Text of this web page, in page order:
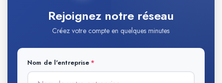
Rejoignez notre réseau
Créez votre compte en quelques minutes
Nom de l'entreprise